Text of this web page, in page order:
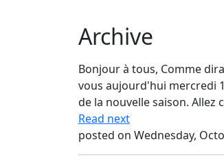
Archive
Bonjour à tous, Comme
vous aujourd'hui mercredi
de la nouvelle saison. Allez
Read next
posted on Wednesday,